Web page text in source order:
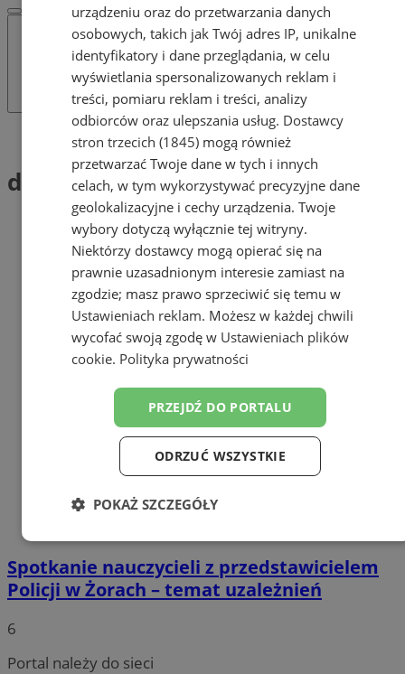
Tag: dzieci i młodzież
dzieci i młodzież (1)
Spotkanie nauczycieli z przedstawicielem
Policji w Żorach – temat uzależnień
6
Portal należy do sieci
urządzeniu oraz do przetwarzania danych
osobowych, takich jak Twój adres IP, unikalne
identyfikatory i dane przeglądania, w celu
wyświetlania spersonalizowanych reklam i
treści, pomiaru reklam i treści, analizy
odbiorców oraz ulepszania usług. Dostawcy
stron trzecich (1845) mogą również
przetwarzać Twoje dane w tych i innych
celach, w tym wykorzystywać precyzyjne dane
geolokalizacyjne i cechy urządzenia. Twoje
wybory dotyczą wyłącznie tej witryny.
Niektórzy dostawcy mogą opierać się na
prawnie uzasadnionym interesie zamiast na
zgodzie; masz prawo sprzeciwić się temu w
Ustawieniach reklam. Możesz w każdej chwili
wycofać swoją zgodę w Ustawieniach plików
cookie. Polityka prywatności
PRZEJDŹ DO PORTALU
ODRZUĆ WSZYSTKIE
POKAŻ SZCZEGÓŁY
Niezbędne Wydajność Targetowanie